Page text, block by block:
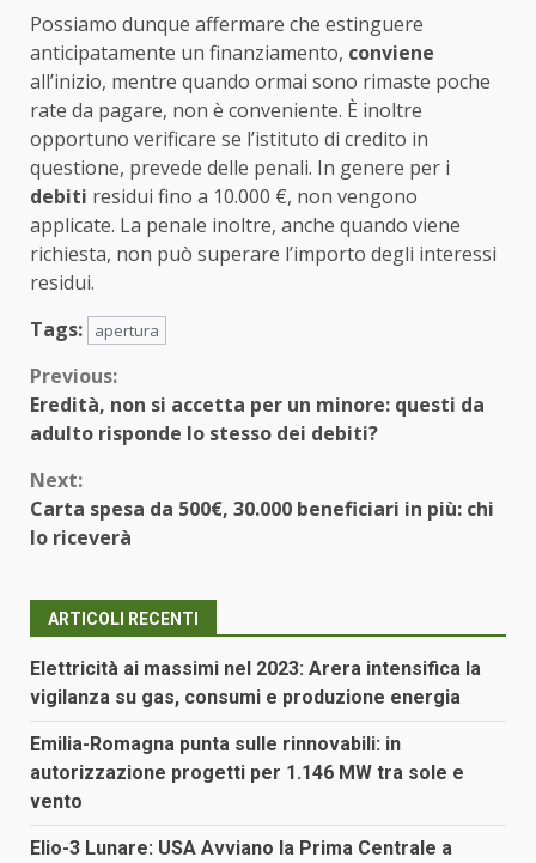
Possiamo dunque affermare che estinguere
anticipatamente un finanziamento, conviene
all’inizio, mentre quando ormai sono rimaste poche
rate da pagare, non è conveniente. È inoltre
opportuno verificare se l’istituto di credito in
questione, prevede delle penali. In genere per i
debiti residui fino a 10.000 €, non vengono
applicate. La penale inoltre, anche quando viene
richiesta, non può superare l’importo degli interessi
residui.
Tags:
apertura
Continue
Reading
Previous:
Eredità, non si accetta per un minore: questi da
adulto risponde lo stesso dei debiti?
Next:
Carta spesa da 500€, 30.000 beneficiari in più: chi
lo riceverà
ARTICOLI RECENTI
Elettricità ai massimi nel 2023: Arera intensifica la
vigilanza su gas, consumi e produzione energia
Emilia-Romagna punta sulle rinnovabili: in
autorizzazione progetti per 1.146 MW tra sole e
vento
Elio-3 Lunare: USA Avviano la Prima Centrale a